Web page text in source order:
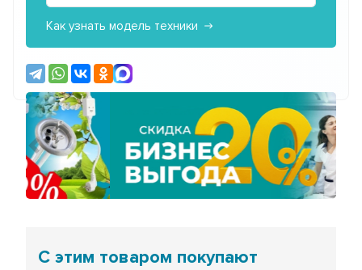
Как узнать модель техники
Предыдущий
С этим товаром покупают